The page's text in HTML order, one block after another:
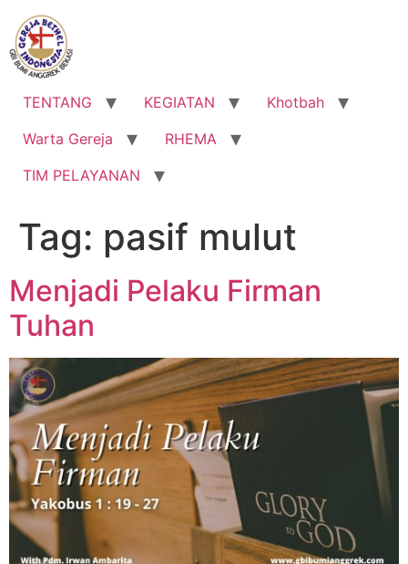
Lewati
konten
TENTANG KEGIATAN
Khotbah
Warta Gereja
RHEMA
TIM PELAYANAN
Tag: pasif mulut
Menjadi Pelaku Firman
Tuhan